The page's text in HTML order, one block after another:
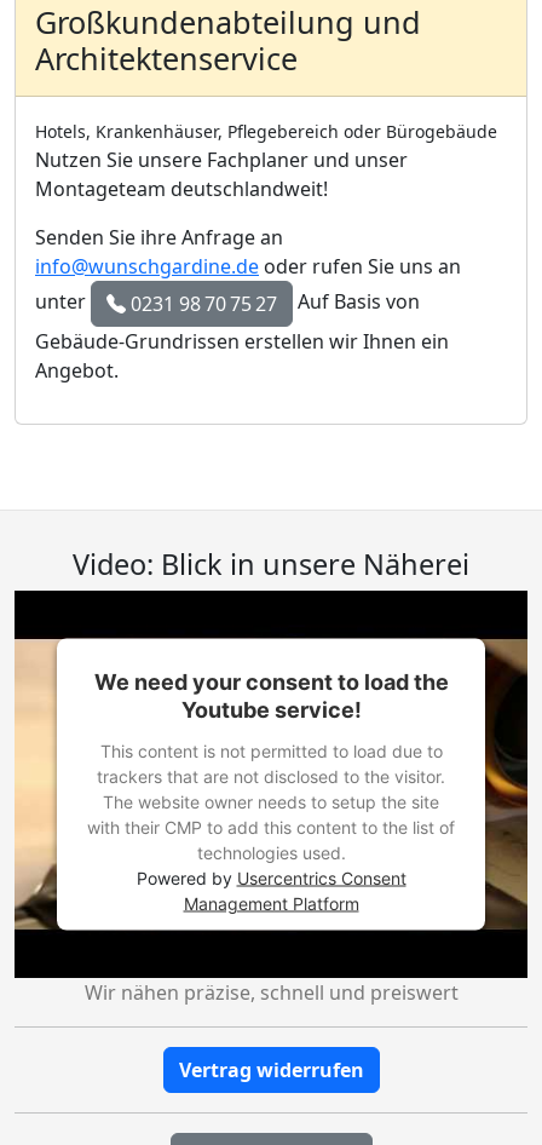
Großkundenabteilung und
Architektenservice
Hotels, Krankenhäuser, Pflegebereich oder Bürogebäude
Nutzen Sie unsere Fachplaner und unser
Montageteam deutschlandweit!
Senden Sie ihre Anfrage an
info@wunschgardine.de oder rufen Sie uns an
unter
0231 98 70 75 27
Auf Basis von
Gebäude-Grundrissen erstellen wir Ihnen ein
Angebot.
Video: Blick in unsere Näherei
We need your consent to load the
Youtube service!
This content is not permitted to load due to
trackers that are not disclosed to the visitor.
The website owner needs to setup the site
with their CMP to add this content to the list of
technologies used.
Powered by Usercentrics Consent
Management Platform
Wir nähen präzise, schnell und preiswert
Vertrag widerrufen